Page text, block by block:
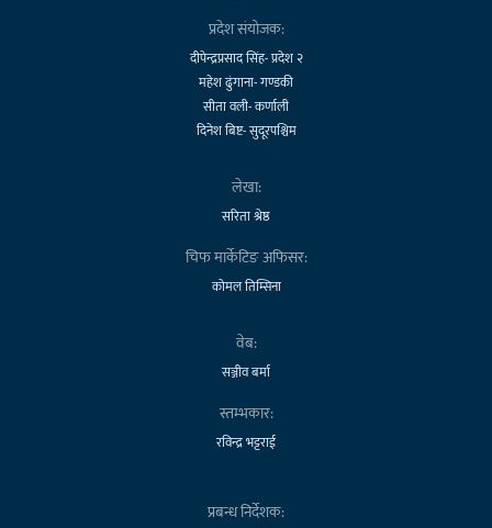
प्रदेश संयोजक:
दीपेन्द्रप्रसाद सिंह- प्रदेश २
महेश ढुंगाना- गण्डकी
सीता वली- कर्णाली
दिनेश बिष्ट- सुदूरपश्चिम
लेखा:
सरिता श्रेष्ठ
चिफ मार्केटिङ अफिसर:
कोमल तिम्सिना
वेब:
सञ्जीव बर्मा
स्तम्भकार:
रविन्द्र भट्टराई
प्रबन्ध निर्देशक: